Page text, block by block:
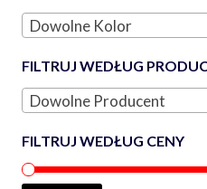
Dowolne Kolor
FILTRUJ WEDŁUG
Dowolne Producent
FILTRUJ WEDŁUG CENY